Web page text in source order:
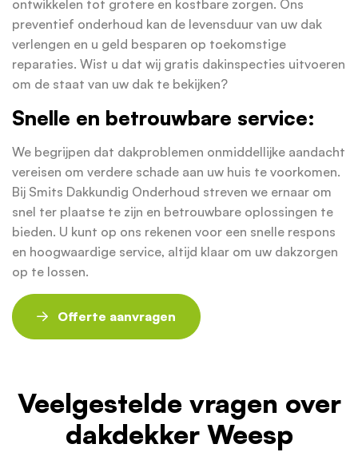
ontwikkelen tot grotere en kostbare zorgen. Ons
preventief onderhoud kan de levensduur van uw dak
verlengen en u geld besparen op toekomstige
reparaties. Wist u dat wij gratis dakinspecties uitvoeren
om de staat van uw dak te bekijken?
Snelle en betrouwbare service:
We begrijpen dat dakproblemen onmiddellijke aandacht
vereisen om verdere schade aan uw huis te voorkomen.
Bij Smits Dakkundig Onderhoud streven we ernaar om
snel ter plaatse te zijn en betrouwbare oplossingen te
bieden. U kunt op ons rekenen voor een snelle respons
en hoogwaardige service, altijd klaar om uw dakzorgen
op te lossen.
Offerte aanvragen
Veelgestelde vragen over
dakdekker Weesp